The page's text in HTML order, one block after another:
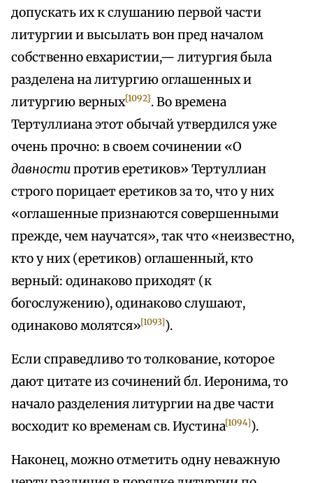
допускать их к слушанию первой части
литургии и высылать вон пред началом
собственно евхаристии,— литургия была
разделена на литургию оглашенных и
литургию верных{1092}. Во времена
Тертуллиана этот обычай утвердился уже
очень прочно: в своем сочинении «О
давностипротив еретиков» Тертуллиан
строго порицает еретиков за то, что у них
«оглашенные признаются совершенными
прежде, чем научатся», так что «неизвестно,
кто у них (еретиков) оглашенный, кто
верный: одинаково приходят (к
богослужению), одинаково слушают,
одинаково молятся»[1093]).
Если справедливо то толкование, которое
дают цитате из сочинений бл. Иеронима, то
начало разделения литургии на две части
восходит ко временам св. Иустина[1094]).
Наконец, можно отметить одну неважную